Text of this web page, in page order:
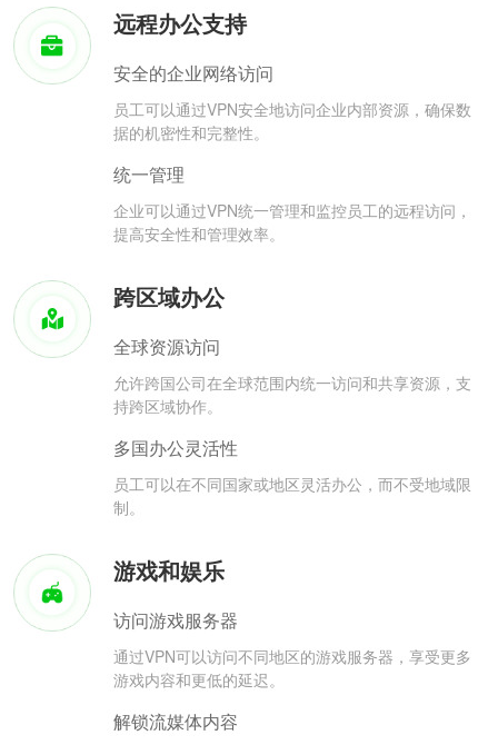
远程办公支持
安全的企业网络访问
员工可以通过VPN安全地访问企业内部资源，确保数
据的机密性和完整性。
统一管理
企业可以通过VPN统一管理和监控员工的远程访问，
提高安全性和管理效率。
跨区域办公
全球资源访问
允许跨国公司在全球范围内统一访问和共享资源，支
持跨区域协作。
多国办公灵活性
员工可以在不同国家或地区灵活办公，而不受地域限
制。
游戏和娱乐
访问游戏服务器
通过VPN可以访问不同地区的游戏服务器，享受更多
游戏内容和更低的延迟。
解锁流媒体内容